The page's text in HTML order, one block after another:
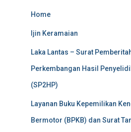
Home
Ijin Keramaian
Laka Lantas – Surat
Perkembangan Hasil
(SP2HP)
Layanan Buku Kepemilikan
Bermotor (BPKB) dan Surat